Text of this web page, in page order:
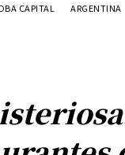
CAPITAL ARGENTINA